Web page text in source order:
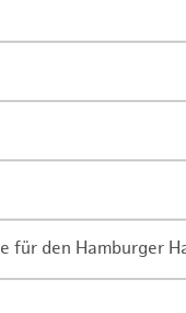
für den Hamburger